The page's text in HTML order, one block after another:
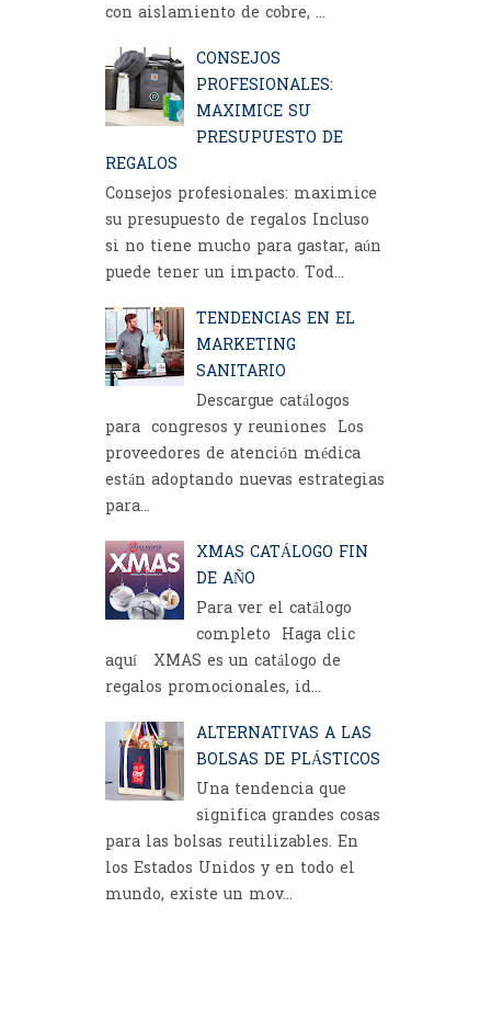
con aislamiento de cobre, ...
CONSEJOS
PROFESIONALES:
MAXIMICE SU
PRESUPUESTO DE
REGALOS
Consejos profesionales: maximice
su presupuesto de regalos Incluso
si no tiene mucho para gastar, aún
puede tener un impacto. Tod...
TENDENCIAS EN EL
MARKETING
SANITARIO
Descargue catálogos
para congresos y reuniones Los
proveedores de atención médica
están adoptando nuevas estrategias
para...
XMAS CATÁLOGO FIN
DE AÑO
Para ver el catálogo
completo Haga clic
aquí XMAS es un catálogo de
regalos promocionales, id...
ALTERNATIVAS A LAS
BOLSAS DE PLÁSTICOS
Una tendencia que
significa grandes cosas
para las bolsas reutilizables. En
los Estados Unidos y en todo el
mundo, existe un mov...